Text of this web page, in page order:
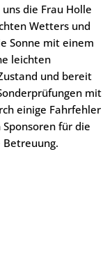
die Frau Holle
Wetters und
Sonne mit einem
leichten
und bereit
mit
einige Fahrfehler
für die